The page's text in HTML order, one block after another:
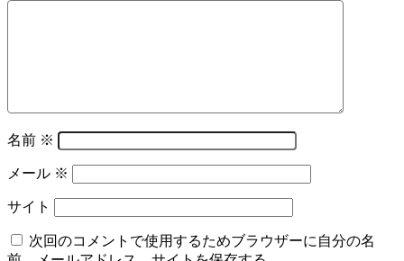
名前 ※
メール ※
サイト
次回のコメントで使用するためブラウザーに自分の名